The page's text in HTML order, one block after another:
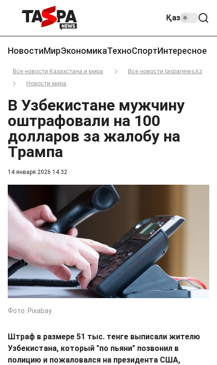
Қаз
НовостиМирЭкономикаТехноСпортИнтересное
Все новости Казахстана и мира
Все новости taspanews.kz
Новости мира
14 января 2026 14:32
В Узбекистане мужчину
оштрафовали на 100
долларов за жалобу на
Трампа
Фото: Pixabay
Штраф в размере 51 тыс. тенге выписали жителю
Узбекистана, который "по пьяни" позвонил в
полицию и пожаловался на президента США,